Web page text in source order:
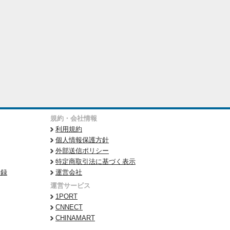
規約・会社情報
利用規約
個人情報保護方針
外部送信ポリシー
特定商取引法に基づく表示
運営会社
運営サービス
1PORT
CNNECT
CHINAMART